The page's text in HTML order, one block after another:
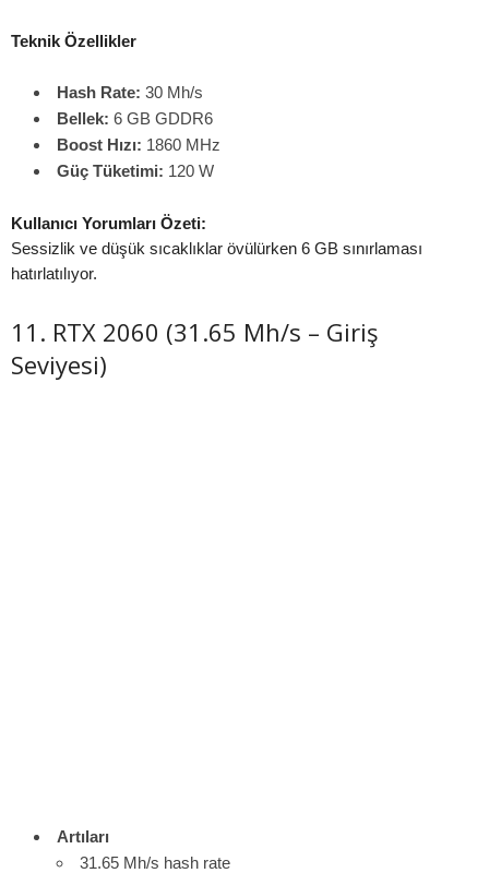
Teknik Özellikler
Hash Rate: 30 Mh/s
Bellek: 6 GB GDDR6
Boost Hızı: 1860 MHz
Güç Tüketimi: 120 W
Kullanıcı Yorumları Özeti:
Sessizlik ve düşük sıcaklıklar övülürken 6 GB sınırlaması
hatırlatılıyor.
11. RTX 2060 (31.65 Mh/s – Giriş
Seviyesi)
Artıları
31.65 Mh/s hash rate